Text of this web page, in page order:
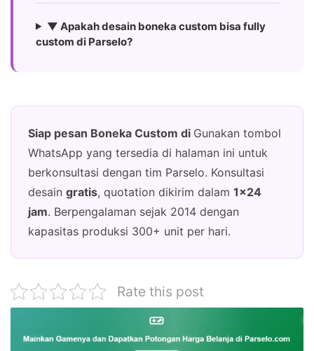
▼ Apakah desain boneka custom bisa fully
custom di Parselo?
Siap pesan Boneka Custom di Gunakan tombol
WhatsApp yang tersedia di halaman ini untuk
berkonsultasi dengan tim Parselo. Konsultasi
desain gratis, quotation dikirim dalam 1×24
jam. Berpengalaman sejak 2014 dengan
kapasitas produksi 300+ unit per hari.
Rate this post